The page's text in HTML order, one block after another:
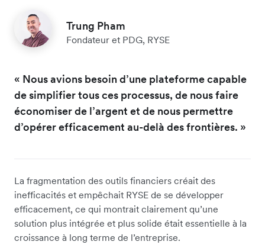
Trung Pham
Fondateur et PDG, RYSE
« Nous avions besoin d’une plateforme capable
de simplifier tous ces processus, de nous faire
économiser de l’argent et de nous permettre
d’opérer efficacement au-delà des frontières. »
La fragmentation des outils financiers créait des
inefficacités et empêchait RYSE de se développer
efficacement, ce qui montrait clairement qu’une
solution plus intégrée et plus solide était essentielle à la
croissance à long terme de l’entreprise.